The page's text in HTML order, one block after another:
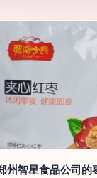
州智星食品公司的